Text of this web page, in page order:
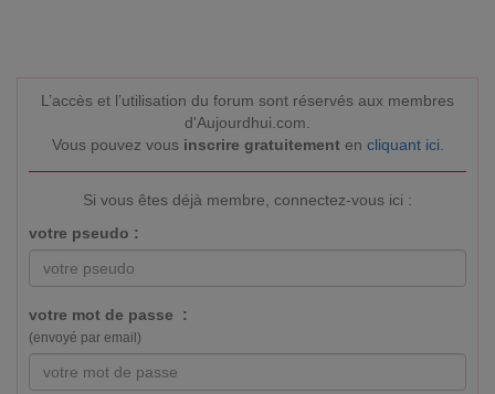
L’accès et l’utilisation du forum sont réservés aux membres
d'Aujourdhui.com.
Vous pouvez vous inscrire gratuitementen cliquant ici
Si vous êtes déjà membre, connectez-vous ici :
votre pseudo :
votre mot de passe :
(envoyé par email)